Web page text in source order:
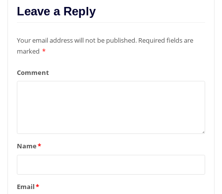
Leave a Reply
Your email address will not be published. Required fields are
marked *
Comment
Name*
Email*